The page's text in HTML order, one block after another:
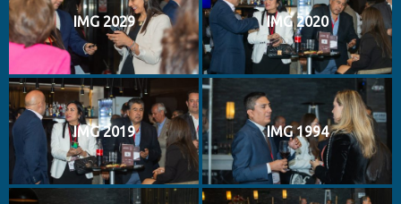
IMG 2029 IMG 2020
IMG 2019 IMG 1994